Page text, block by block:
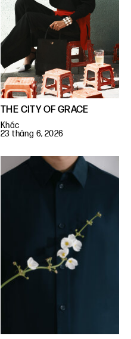
THE CITY OF GRACE
Khác
23 tháng 6, 2026